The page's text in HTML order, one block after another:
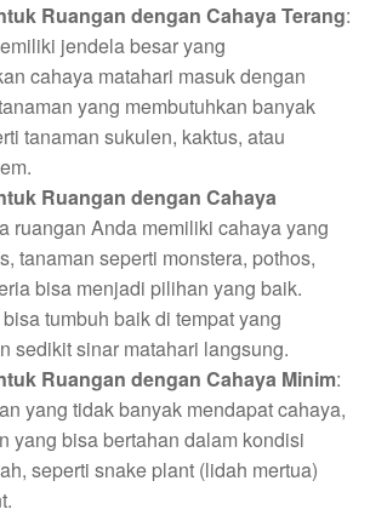
Ruangan dengan Cahaya Terang:
jendela besar yang
cahaya matahari masuk dengan
yang membutuhkan banyak
tanaman sukulen, kaktus, atau
Ruangan dengan Cahaya
ruangan Anda memiliki cahaya yang
tanaman seperti monstera, pothos,
bisa menjadi pilihan yang baik.
tumbuh baik di tempat yang
sedikit sinar matahari langsung.
Ruangan dengan Cahaya Minim:
yang tidak banyak mendapat cahaya,
yang bisa bertahan dalam kondisi
seperti snake plant (lidah mertua)